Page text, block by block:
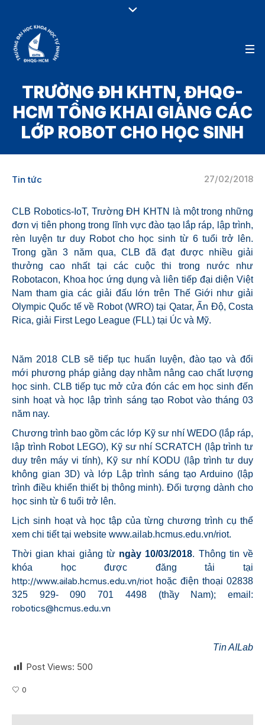
TRƯỜNG ĐH KHTN, ĐHQG-
HCM TỔNG KHAI GIẢNG CÁC
LỚP ROBOT CHO HỌC SINH
27/02/2018
Tin tức
CLB Robotics-IoT, Trường ĐH KHTN là một trong những
đơn vị tiên phong trong lĩnh vực đào tạo lắp ráp, lập trình,
rèn luyện tư duy Robot cho học sinh từ 6 tuổi trở lên.
Trong gần 3 năm qua, CLB đã đạt được nhiều giải
thưởng cao nhất tại các cuộc thi trong nước như
Robotacon, Khoa học ứng dụng và liên tiếp đại diện Việt
Nam tham gia các giải đấu lớn trên Thế Giới như giải
Olympic Quốc tế về Robot (WRO) tại Qatar, Ấn Độ, Costa
Rica, giải First Lego League (FLL) tại Úc và Mỹ.
Năm 2018 CLB sẽ tiếp tục huấn luyện, đào tạo và đổi
mới phương pháp giảng dạy nhằm nâng cao chất lượng
học sinh. CLB tiếp tục mở cửa đón các em học sinh đến
sinh hoạt và học lập trình sáng tạo Robot vào tháng 03
năm nay.
Chương trình bao gồm các lớp Kỹ sư nhí WEDO (lắp ráp,
lập trình Robot LEGO), Kỹ sư nhí SCRATCH (lập trình tư
duy trên máy vi tính), Kỹ sư nhí KODU (lập trình tư duy
không gian 3D) và lớp Lập trình sáng tạo Arduino (lập
trình điều khiển thiết bị thông minh). Đối tượng dành cho
học sinh từ 6 tuổi trở lên.
Lịch sinh hoạt và học tập của từng chương trình cụ thể
xem chi tiết tại website www.ailab.hcmus.edu.vn/riot.
Thời gian khai giảng từ ngày 10/03/2018. Thông tin về
khóa học được đăng tải tại
http://www.ailab.hcmus.edu.vn/riot hoặc điện thoại 02838
325 929- 090 701 4498 (thầy Nam); email:
robotics@hcmus.edu.vn
Tin AILab
Post Views: 500
0